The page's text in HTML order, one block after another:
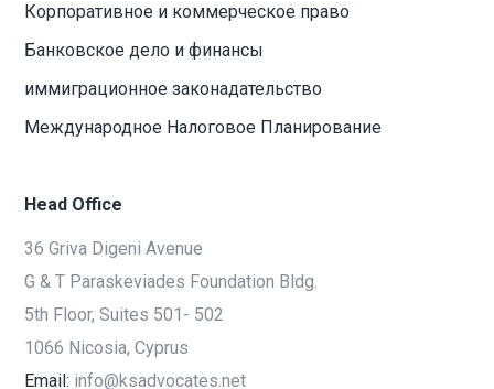
Корпоративное и коммерческое право
Банковское дело и финансы
иммиграционное законадательство
Международное Налоговое Планирование
Head Office
36 Griva Digeni Avenue
G & T Paraskeviades Foundation Bldg.
5th Floor, Suites 501- 502
1066 Nicosia, Cyprus
Email: info@ksadvocates.net